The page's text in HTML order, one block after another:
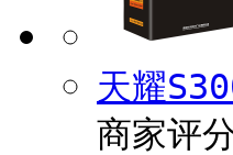
天耀
商家评